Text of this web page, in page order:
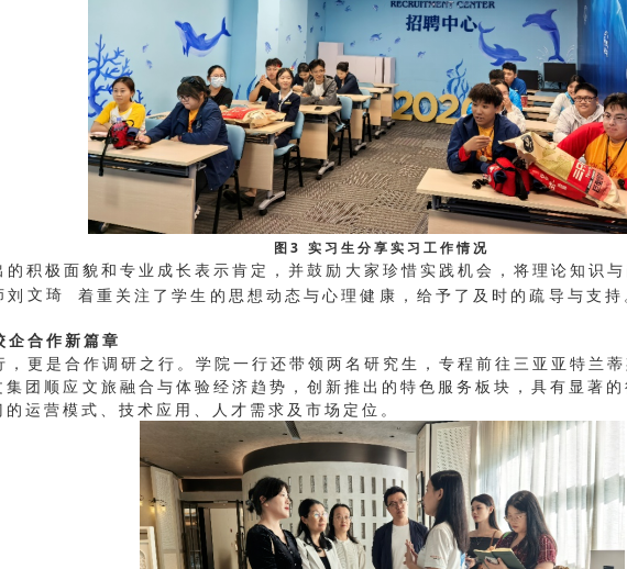
图3 实习生分享实习工作情况
极面貌和专业成长表示肯定，并鼓励大家珍惜实践机会，将理论知识
文琦
着重关注了学生的思想动态与心理健康，给予了及时的疏导与支
企合作新篇章
，更是合作调研之行。学院一行还带领两名研究生，专程前往三亚亚特兰
团顺应文旅融合与体验经济趋势，创新推出的特色服务板块，具有显著
运营模式、技术应用、人才需求及市场定位。